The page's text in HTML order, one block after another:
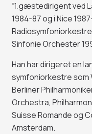
“1.gæstedirigent ved
1984-87 og i Nice
Sinfonie Orchester
Han har dirigeret en
symfoniorkestre som
Berliner
Orchestra,
Suisse Romande og
Amsterdam.